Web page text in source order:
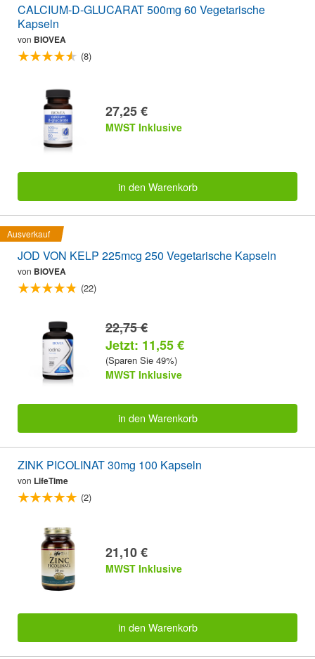
CALCIUM-D-GLUCARAT 500mg 60 Vegetarische
Kapseln
von BIOVEA
(8)
27,25 €
MWST Inklusive
in den Warenkorb
Ausverkauf
JOD VON KELP 225mcg 250 Vegetarische Kapseln
von BIOVEA
(22)
22,75 €
Jetzt: 11,55 €
(Sparen Sie 49%)
MWST Inklusive
in den Warenkorb
ZINK PICOLINAT 30mg 100 Kapseln
von LifeTime
(2)
21,10 €
MWST Inklusive
in den Warenkorb